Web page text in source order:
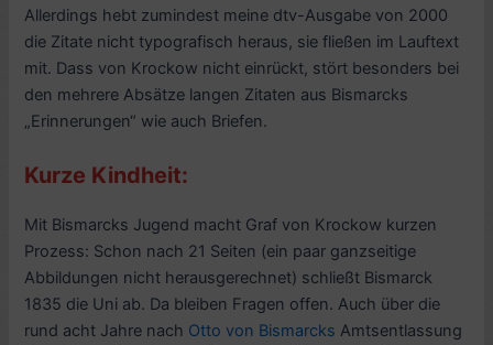
Allerdings hebt zumindest meine dtv-Ausgabe von 2000
die Zitate nicht typografisch heraus, sie fließen im Lauftext
mit. Dass von Krockow nicht einrückt, stört besonders bei
den mehrere Absätze langen Zitaten aus Bismarcks
„Erinnerungen“ wie auch Briefen.
Kurze Kindheit:
Mit Bismarcks Jugend macht Graf von Krockow kurzen
Prozess: Schon nach 21 Seiten (ein paar ganzseitige
Abbildungen nicht herausgerechnet) schließt Bismarck
1835 die Uni ab. Da bleiben Fragen offen. Auch über die
rund acht Jahre nach Otto von Bismarcks Amtsentlassung